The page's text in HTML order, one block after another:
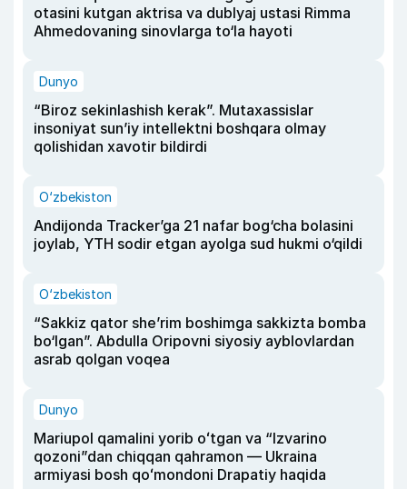
otasini kutgan aktrisa va dublyaj ustasi Rimma
Ahmedovaning sinovlarga to‘la hayoti
Dunyo
“Biroz sekinlashish kerak”. Mutaxassislar
insoniyat sun’iy intellektni boshqara olmay
qolishidan xavotir bildirdi
O‘zbekiston
Andijonda Tracker’ga 21 nafar bog‘cha bolasini
joylab, YTH sodir etgan ayolga sud hukmi o‘qildi
O‘zbekiston
“Sakkiz qator she’rim boshimga sakkizta bomba
bo‘lgan”. Abdulla Oripovni siyosiy ayblovlardan
asrab qolgan voqea
Dunyo
Mariupol qamalini yorib oʻtgan va “Izvarino
qozoni”dan chiqqan qahramon — Ukraina
armiyasi bosh qoʻmondoni Drapatiy haqida